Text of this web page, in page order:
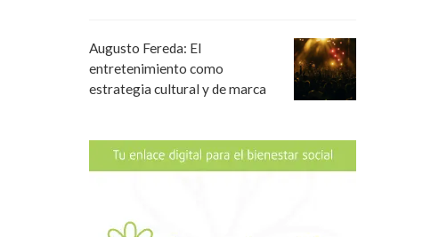
Augusto Fereda: El
entretenimiento como
estrategia cultural y de marca